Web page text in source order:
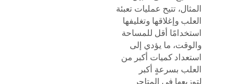
المثال، تتيح عمليات تعبئة
العلب وإغلاقها وتغليفها
استخدامًا أقل للمساحة
والوقت، ما يؤدي إلى
استعداد كميات أكبر من
العلب بسرعةٍ أكبر
لتوزيعها في المتاجر